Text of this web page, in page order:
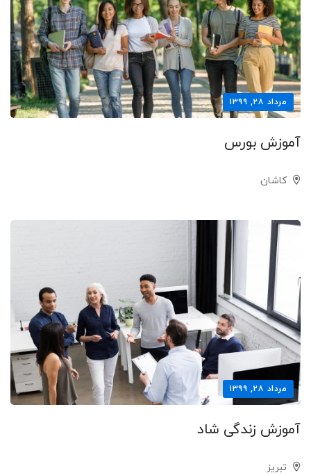
مرداد ۲۸, ۱۳۹۹
آموزش بورس
کاشان
مرداد ۲۸, ۱۳۹۹
آموزش زندگی شاد
تبریز